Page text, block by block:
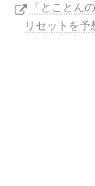
「とことん
リセットを予